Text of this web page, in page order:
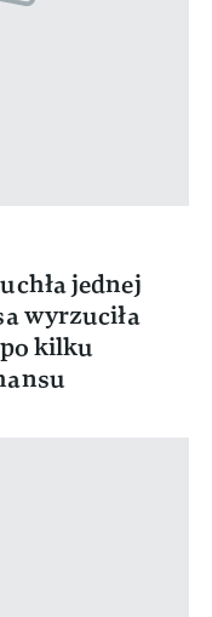
jednej
wyrzuciła
kilku